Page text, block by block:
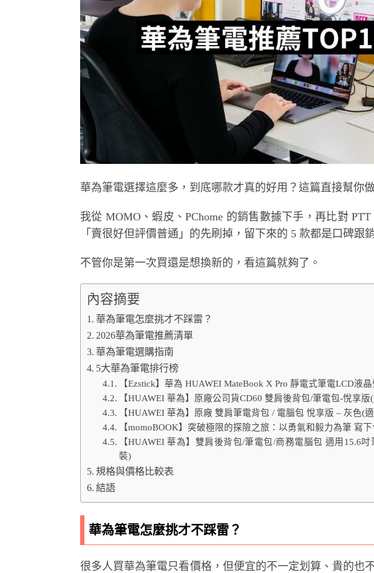
華為筆電選擇這麼多，到底哪款才真的好用？這篇直接幫你
我從 MOMO、蝦皮、PChome 的銷售數據下手，再比對
「賣很好但評價普通」的先刷掉，留下來的 5 款都是口碑跟
不管你是第一次買還是想換新的，看這篇就夠了。
內容摘要
華為筆電怎麼挑才不踩雷？
2026華為筆電推薦清單
華為筆電選購指南
5大華為筆電排行榜
【Ezstick】華為 HUAWEI MateBook X Pro 靜電式筆電LCD液
【HUAWEI 華為】原廠公司貨CD60 雙肩後背包/筆電包-悅享
【HUAWEI 華為】原廠 雙肩筆電背包 / 電腦包 悅享版 – 灰色(
【momoBOOK】突破極限的探險之旅：以勇氣和毅力為筆 寫
【HUAWEI 華為】雙肩後背包/筆電包/商務電腦包 適用15.6
裝)
規格與價格比較表
結語
華為筆電怎麼挑才不踩雷？
很多人買華為筆電只看價格，但便宜的不一定划算、貴的也